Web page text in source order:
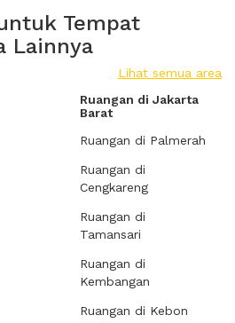
Tempat
Lainnya
Lihat semua area
Ruangan di Jakarta
Barat
Ruangan di Palmerah
Ruangan di
Cengkareng
Ruangan di
Tamansari
Ruangan di
Kembangan
Ruangan di Kebon